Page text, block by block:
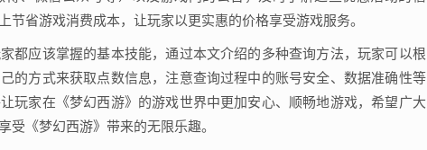
节省游戏消费成本，让玩家以更实惠的价格享受游戏服务。
都应该掌握的基本技能，通过本文介绍的多种查询方法，玩家可以根
的方式来获取点数信息，注意查询过程中的账号安全、数据准确性等
玩家在《梦幻西游》的游戏世界中更加安心、顺畅地游戏，希望广大
受《梦幻西游》带来的无限乐趣。